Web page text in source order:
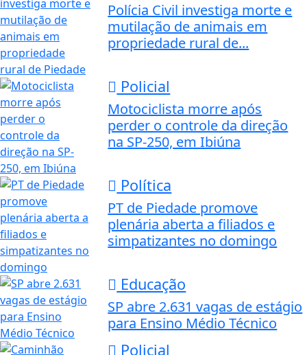
Polícia Civil investiga morte e
mutilação de animais em
propriedade rural de...
Policial
Motociclista morre após
perder o controle da direção
na SP-250, em Ibiúna
Política
PT de Piedade promove
plenária aberta a filiados e
simpatizantes no domingo
Educação
SP abre 2.631 vagas de estágio
para Ensino Médio Técnico
Policial